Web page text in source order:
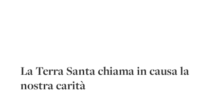
La Terra Santa chiama in causa la
nostra carità